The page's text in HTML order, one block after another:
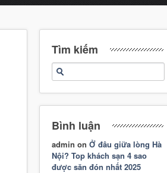
Tìm kiếm
Bình luận
admin on Ở đâu giữa lòng Hà
Nội? Top khách sạn 4 sao
được săn đón nhất 2025